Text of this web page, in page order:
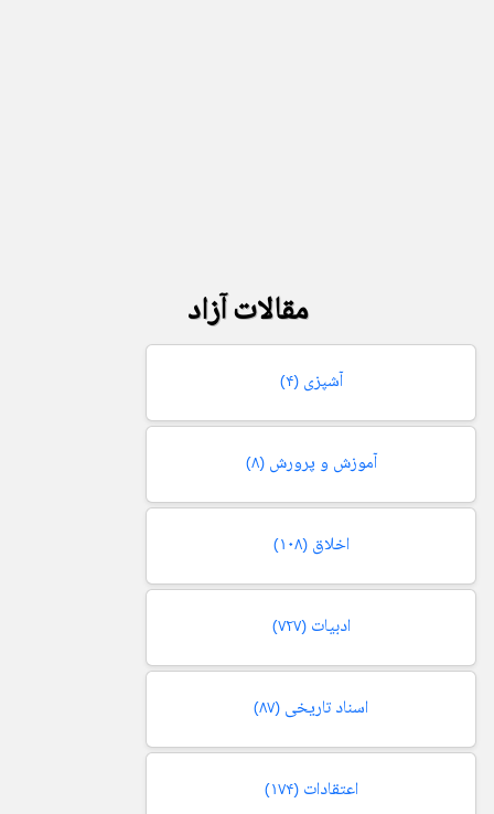
مقالات آزاد
آشپزی(۴)
آموزش و پرورش(۸)
اخلاق(۱۰۸)
ادبیات(۷۲۷)
اسناد تاریخی (۸۷)
اعتقادات(۱۷۴)